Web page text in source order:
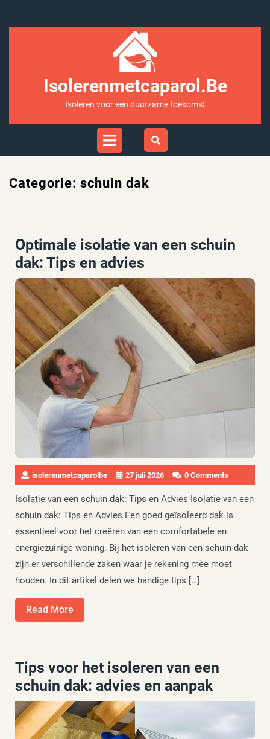
Isolerenmetcaparol.be
Isoleren voor een duurzame toekomst
Open
Categorie: schuin dak
Optimale isolatie van een schuin
dak: Tips en advies
isolerenmetcaparolbe 27 juli 2026 0 Comments
Isolatie van een schuin dak: Tips en Advies Isolatie van een
schuin dak: Tips en Advies Een goed geïsoleerd dak is
essentieel voor het creëren van een comfortabele en
energiezuinige woning. Bij het isoleren van een schuin dak
zijn er verschillende zaken waar je rekening mee moet
houden. In dit artikel delen we handige tips […]
Read More
More
Tips voor het isoleren van een
schuin dak: advies en aanpak